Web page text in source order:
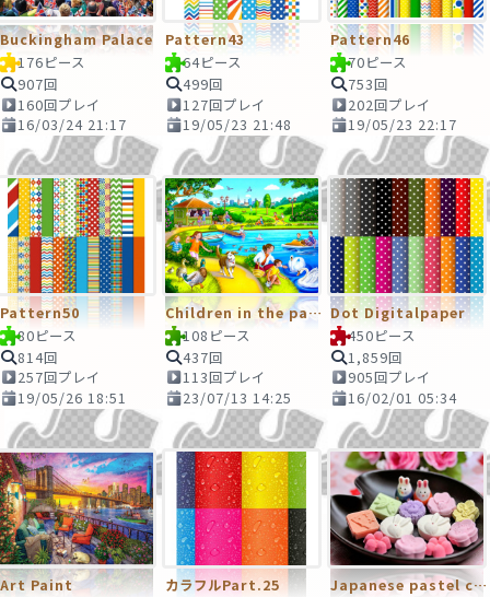
Buckingham Palace
176ピース
907回
160回プレイ
16/03/24 21:17
Pattern43
64ピース
499回
127回プレイ
19/05/23 21:48
Pattern46
70ピース
753回
202回プレイ
19/05/23 22:17
Pattern50
80ピース
814回
257回プレイ
19/05/26 18:51
Children in the park
108ピース
437回
113回プレイ
23/07/13 14:25
Dot Digitalpaper
450ピース
1,859回
905回プレイ
16/02/01 05:34
Art Paint
カラフルPart.25
Japanese pastel colors